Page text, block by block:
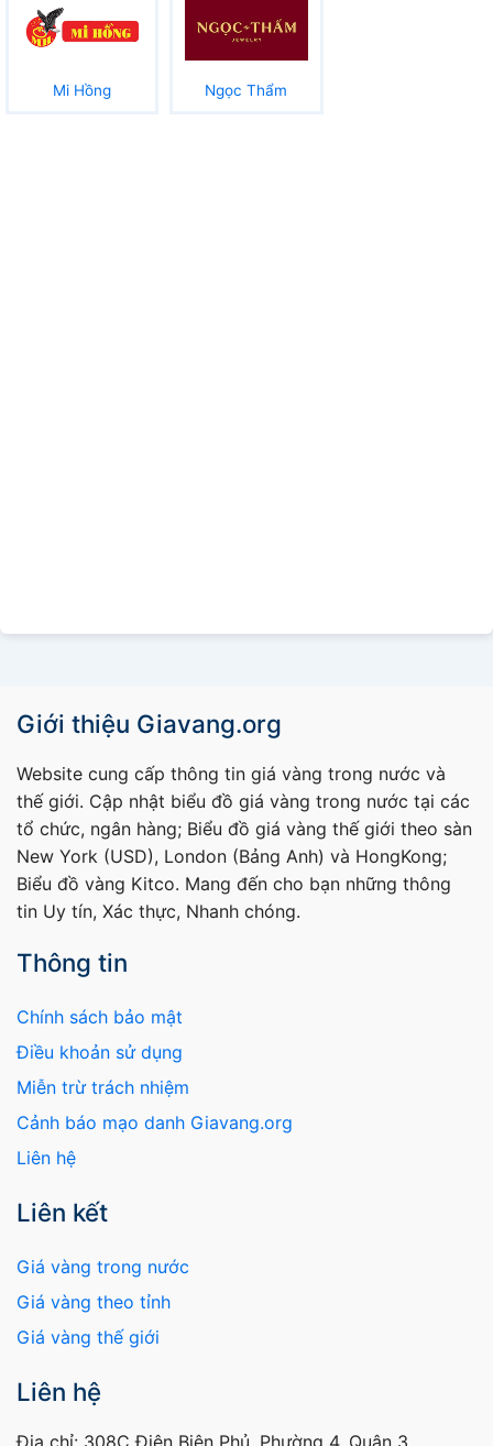
Mi Hồng Ngọc Thẩm
Giới thiệu Giavang.org
Website cung cấp thông tin giá vàng trong nước và
thế giới. Cập nhật biểu đồ giá vàng trong nước tại các
tổ chức, ngân hàng; Biểu đồ giá vàng thế giới theo sàn
New York (USD), London (Bảng Anh) và HongKong;
Biểu đồ vàng Kitco. Mang đến cho bạn những thông
tin Uy tín, Xác thực, Nhanh chóng.
Thông tin
Chính sách bảo mật
Điều khoản sử dụng
Miễn trừ trách nhiệm
Cảnh báo mạo danh Giavang.org
Liên hệ
Liên kết
Giá vàng trong nước
Giá vàng theo tỉnh
Giá vàng thế giới
Liên hệ
Địa chỉ: 308C Điện Biên Phủ, Phường 4, Quận 3,